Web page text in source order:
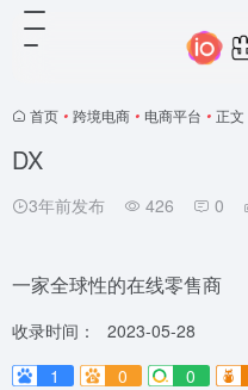
首页 • 跨境电商 • 电商平台 • 正文
DX
3年前发布 426 0
一家全球性的在线零售商
收录时间：
2023-05-28
1
0 0